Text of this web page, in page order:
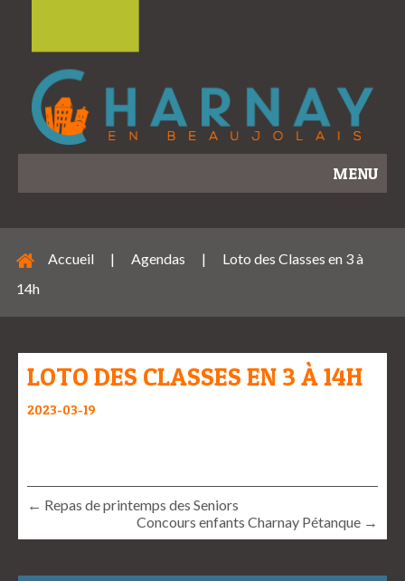
MENU
Accueil | Agendas |
Loto des Classes en 3 à
14h
LOTO DES CLASSES EN 3 À 14H
2023-03-19
← Repas de printemps des Seniors
Concours enfants Charnay Pétanque →